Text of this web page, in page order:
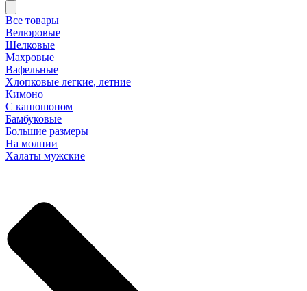
Все товары
Велюровые
Шелковые
Махровые
Вафельные
Хлопковые легкие, летние
Кимоно
С капюшоном
Бамбуковые
Большие размеры
На молнии
Халаты мужские